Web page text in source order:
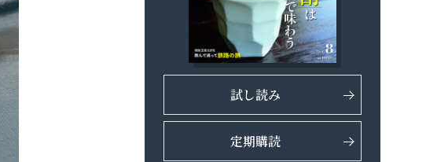
試し読み
定期購読